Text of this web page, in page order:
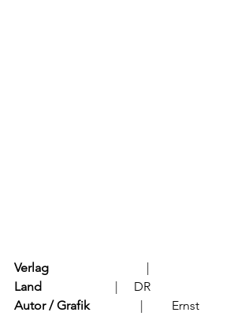
Verlag
Land
			  |     DR
Autor / Grafik
	          |	Ernst